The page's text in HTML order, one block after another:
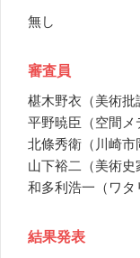
無し
審査員
椹木野衣（美術批
平野暁臣（空間メ
北條秀衛（川崎市
山下裕二（美術史
和多利浩一（ワタ
結果発表